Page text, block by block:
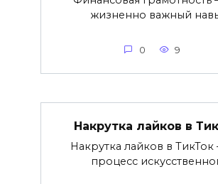
жизненно важный
0 9
Накрутка лайков в
Накрутка лайков в ТикТок
процесс